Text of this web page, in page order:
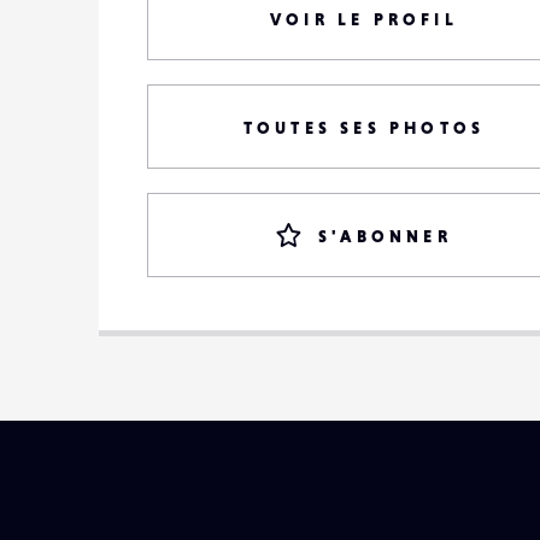
VOIR LE PROFIL
TOUTES SES PHOTOS
S'ABONNER